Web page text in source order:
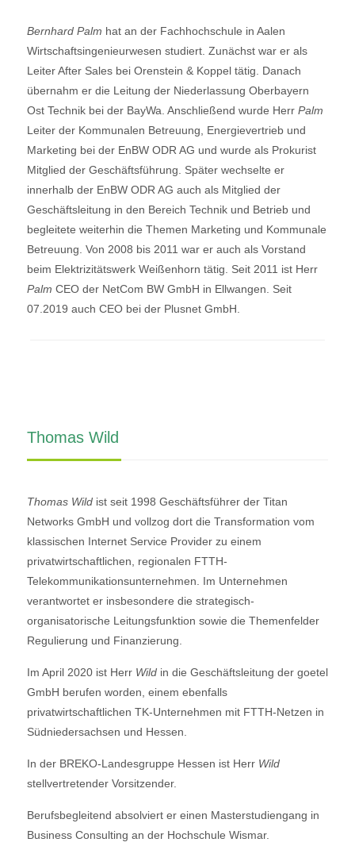
Bernhard Palm hat an der Fachhochschule in Aalen
Wirtschaftsingenieurwesen studiert. Zunächst war er als
Leiter After Sales bei Orenstein & Koppel tätig. Danach
übernahm er die Leitung der Niederlassung Oberbayern
Ost Technik bei der BayWa. Anschließend wurde Herr Palm
Leiter der Kommunalen Betreuung, Energievertrieb und
Marketing bei der EnBW ODR AG und wurde als Prokurist
Mitglied der Geschäftsführung. Später wechselte er
innerhalb der EnBW ODR AG auch als Mitglied der
Geschäftsleitung in den Bereich Technik und Betrieb und
begleitete weiterhin die Themen Marketing und Kommunale
Betreuung. Von 2008 bis 2011 war er auch als Vorstand
beim Elektrizitätswerk Weißenhorn tätig. Seit 2011 ist Herr
Palm CEO der NetCom BW GmbH in Ellwangen. Seit
07.2019 auch CEO bei der Plusnet GmbH.
Thomas Wild
Thomas Wildist seit 1998 Geschäftsführer der Titan
Networks GmbH und vollzog dort die Transformation vom
klassischen Internet Service Provider zu einem
privatwirtschaftlichen, regionalen FTTH-
Telekommunikationsunternehmen. Im Unternehmen
verantwortet er insbesondere die strategisch-
organisatorische Leitungsfunktion sowie die Themenfelder
Regulierung und Finanzierung.
Im April 2020 ist Herr Wildin die Geschäftsleitung der goetel
GmbH berufen worden, einem ebenfalls
privatwirtschaftlichen TK-Unternehmen mit FTTH-Netzen in
Südniedersachsen und Hessen.
In der BREKO-Landesgruppe Hessen ist Herr Wild
stellvertretender Vorsitzender.
Berufsbegleitend absolviert er einen Masterstudiengang in
Business Consulting an der Hochschule Wismar.